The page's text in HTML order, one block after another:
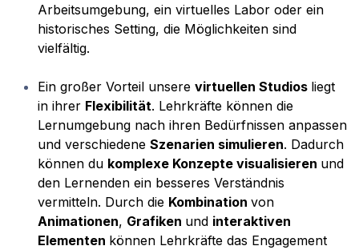
Arbeitsumgebung, ein virtuelles Labor oder ein
historisches Setting, die Möglichkeiten sind
vielfältig.
Ein großer Vorteil unsere virtuellen Studios liegt
in ihrer Flexibilität. Lehrkräfte können die
Lernumgebung nach ihren Bedürfnissen anpassen
und verschiedene Szenarien simulieren. Dadurch
können du komplexe Konzepte visualisieren und
den Lernenden ein besseres Verständnis
vermitteln. Durch die Kombination von
Animationen, Grafiken und interaktiven
Elementen können Lehrkräfte das Engagement